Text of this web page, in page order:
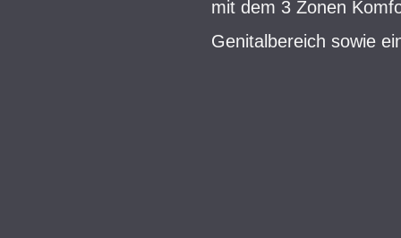
mit dem 3 Zonen
Genitalbereich sowie